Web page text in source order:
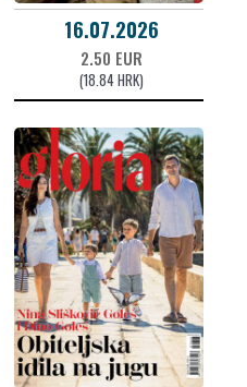
16.07.2026
2.50 EUR
(18.84 HRK)